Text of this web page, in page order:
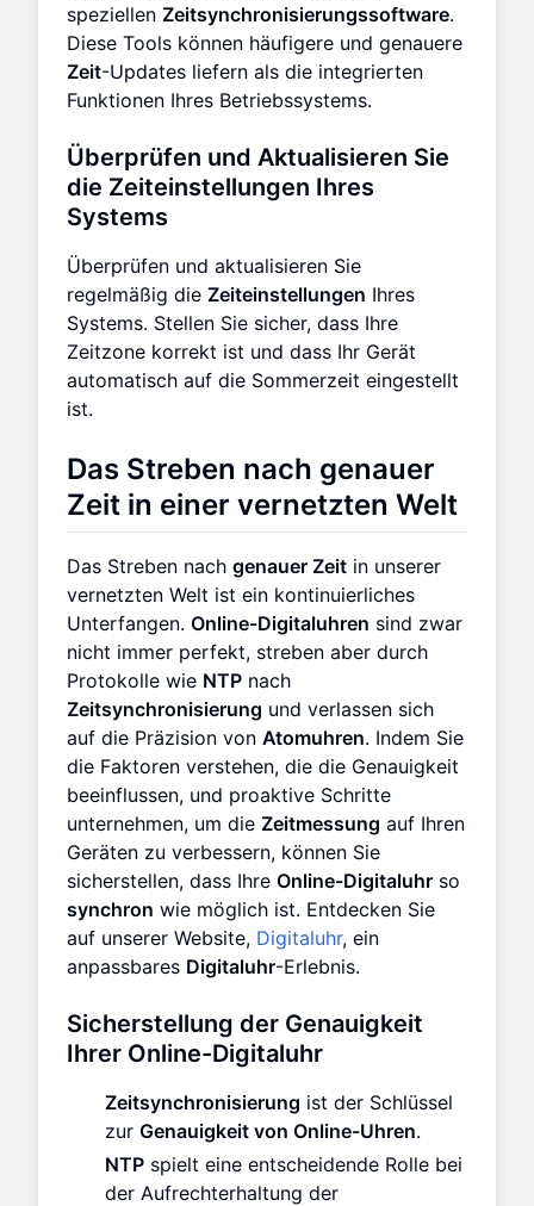
speziellen Zeitsynchronisierungssoftware.
Diese Tools können häufigere und genauere
Zeit-Updates liefern als die integrierten
Funktionen Ihres Betriebssystems.
Überprüfen und Aktualisieren Sie
die Zeiteinstellungen Ihres
Systems
Überprüfen und aktualisieren Sie
regelmäßig die Zeiteinstellungen Ihres
Systems. Stellen Sie sicher, dass Ihre
Zeitzone korrekt ist und dass Ihr Gerät
automatisch auf die Sommerzeit eingestellt
ist.
Das Streben nach genauer
Zeit in einer vernetzten Welt
Das Streben nach genauer Zeit in unserer
vernetzten Welt ist ein kontinuierliches
Unterfangen. Online-Digitaluhren sind zwar
nicht immer perfekt, streben aber durch
Protokolle wie NTP nach
Zeitsynchronisierung und verlassen sich
auf die Präzision von Atomuhren. Indem Sie
die Faktoren verstehen, die die Genauigkeit
beeinflussen, und proaktive Schritte
unternehmen, um die Zeitmessung auf Ihren
Geräten zu verbessern, können Sie
sicherstellen, dass Ihre Online-Digitaluhr so
synchron wie möglich ist. Entdecken Sie
auf unserer Website, Digitaluhr, ein
anpassbares Digitaluhr-Erlebnis.
Sicherstellung der Genauigkeit
Ihrer Online-Digitaluhr
Zeitsynchronisierung ist der Schlüssel
zur Genauigkeit von Online-Uhren.
NTP spielt eine entscheidende Rolle bei
der Aufrechterhaltung der